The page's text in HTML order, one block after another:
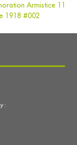
Armistice 11
1918 #002
: